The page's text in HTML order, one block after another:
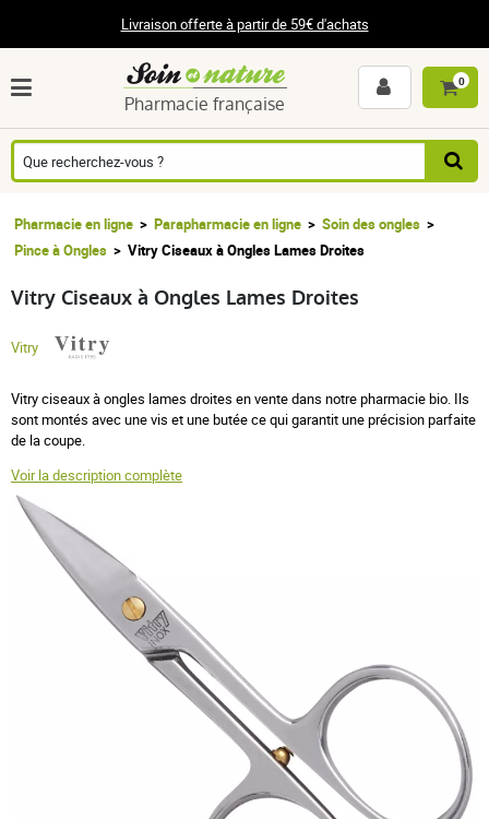
Livraison offerte à partir de 59€ d'achats
Pharmacie française
0
Pharmacie en ligne Parapharmacie en ligne
Soin des ongles
Pince à Ongles
Vitry Ciseaux à Ongles Lames Droites
Vitry Ciseaux à Ongles Lames Droites
Vitry
Vitry ciseaux à ongles lames droites en vente dans notre pharmacie bio. Ils
sont montés avec une vis et une butée ce qui garantit une précision parfaite
de la coupe.
Voir la description complète